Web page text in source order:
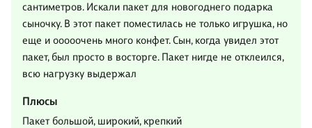
сантиметров. Искали пакет для новогоднего подарка
сыночку. В этот пакет поместилась не только игрушка, но
еще и ооооочень много конфет. Сын, когда увидел этот
пакет, был просто в восторге. Пакет нигде не отклеился,
всю нагрузку выдержал
Плюсы
Пакет большой, широкий, крепкий